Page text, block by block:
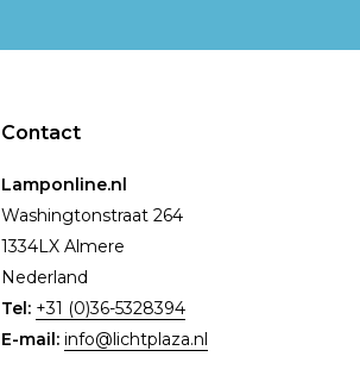
Contact
Lamponline.nl
Washingtonstraat 264
1334LX Almere
Nederland
Tel: +31 (0)36-5328394
E-mail: info@lichtplaza.nl